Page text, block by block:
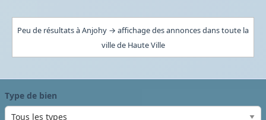
Peu de résultats à Anjohy → affichage des annonces dans toute la
ville de Haute Ville
Type de bien